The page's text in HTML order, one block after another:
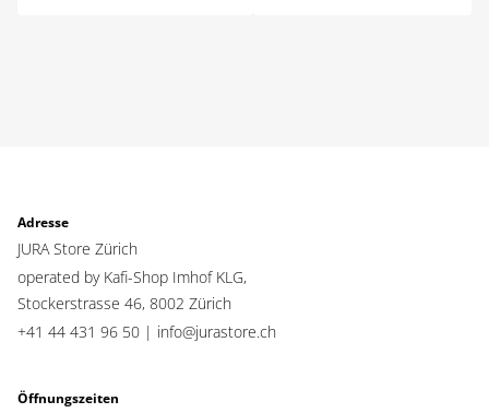
Adresse
JURA Store Zürich
operated by Kafi-Shop Imhof KLG,
Stockerstrasse 46, 8002 Zürich
+41 44 431 96 50 | info@jurastore.ch
Öffnungszeiten